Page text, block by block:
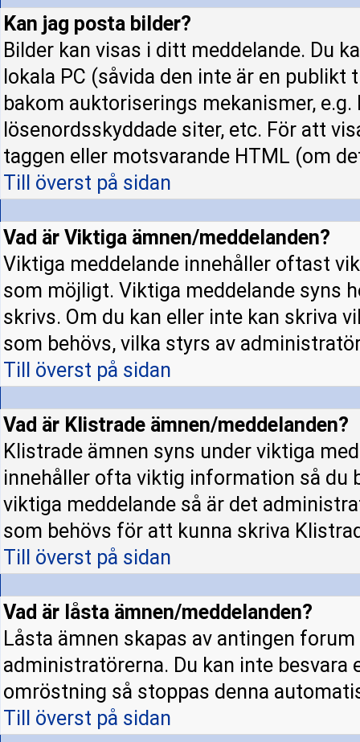
Kan jag posta bilder?
Bilder kan visas i ditt meddelande. Du
lokala PC (såvida den inte är en
bakom auktoriserings mekanismer,
lösenordsskyddade siter, etc. För att
taggen eller motsvarande HTML (om
Till överst på sidan
Vad är Viktiga ämnen/meddelanden?
Viktiga meddelande innehåller oftast
som möjligt. Viktiga meddelande syns
skrivs. Om du kan eller inte kan skriva
som behövs, vilka styrs av
Till överst på sidan
Vad är Klistrade ämnen/meddelanden?
Klistrade ämnen syns under viktiga
innehåller ofta viktig information så du
viktiga meddelande så är det
som behövs för att kunna skriva
Till överst på sidan
Vad är låsta ämnen/meddelanden?
Låsta ämnen skapas av antingen
administratörerna. Du kan inte
omröstning så stoppas denna
Till överst på sidan